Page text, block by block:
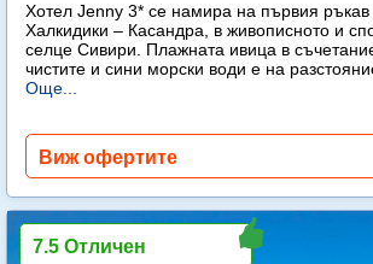
Хотел Jenny 3* се намира на първия ръкав
Халкидики – Касандра, в живописното и
селце Сивири. Плажната ивица в
чистите и сини морски води е на
Още...
Виж офертите
7.5 Отличен